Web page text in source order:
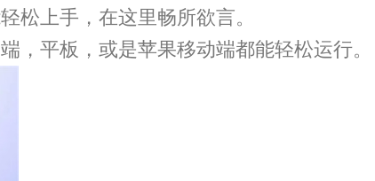
松上手，在这里畅所欲言。
，平板，或是苹果移动端都能轻松运行。